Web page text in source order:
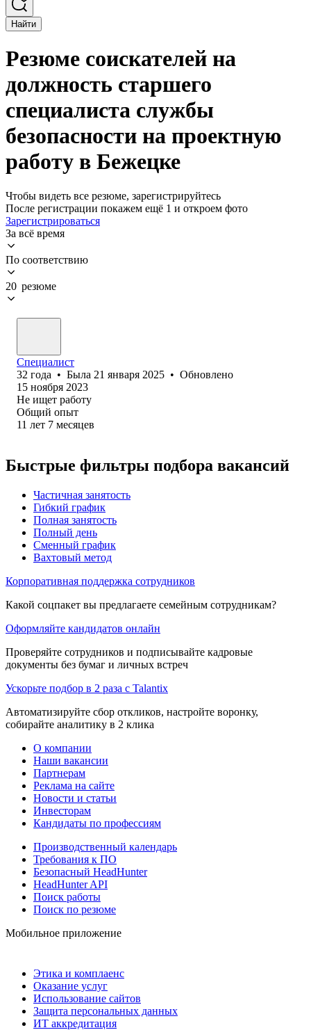
Найти
Резюме соискателей на
должность старшего
специалиста службы
безопасности на проектную
работу в Бежецке
Чтобы видеть все резюме, зарегистрируйтесь
После регистрации покажем ещё 1 и откроем фото
Зарегистрироваться
За всё время
По соответствию
20 резюме
Специалист
32 года • Была 21 января 2025 • Обновлено
15 ноября 2023
Не ищет работу
Общий опыт
11 лет 7 месяцев
Быстрые фильтры подбора вакансий
Частичная занятость
Гибкий график
Полная занятость
Полный день
Сменный график
Вахтовый метод
Корпоративная поддержка сотрудников
Какой соцпакет вы предлагаете семейным сотрудникам?
Оформляйте кандидатов онлайн
Проверяйте сотрудников и подписывайте кадровые
документы без бумаг и личных встреч
Ускорьте подбор в 2 раза с Talantix
Автоматизируйте сбор откликов, настройте воронку,
собирайте аналитику в 2 клика
О компании
Наши вакансии
Партнерам
Реклама на сайте
Новости и статьи
Инвесторам
Кандидаты по профессиям
Производственный календарь
Требования к ПО
Безопасный HeadHunter
HeadHunter API
Поиск работы
Поиск по резюме
Мобильное приложение
Этика и комплаенс
Оказание услуг
Использование сайтов
Защита персональных данных
ИТ аккредитация